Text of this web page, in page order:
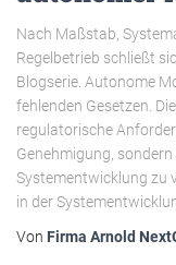
Nach Maßstab,
Regelbetrieb schließt
Blogserie. Autonome
fehlenden Gesetzen.
regulatorische
Genehmigung,
Systementwicklung zu
in der
Von Firma Arnold